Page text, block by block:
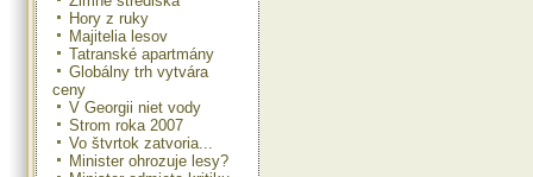
Hory z ruky
Majitelia lesov
Tatranské apartmány
Globálny trh vytvára
ceny
V Georgii niet vody
Strom roka 2007
Vo štvrtok zatvoria...
Minister ohrozuje lesy?